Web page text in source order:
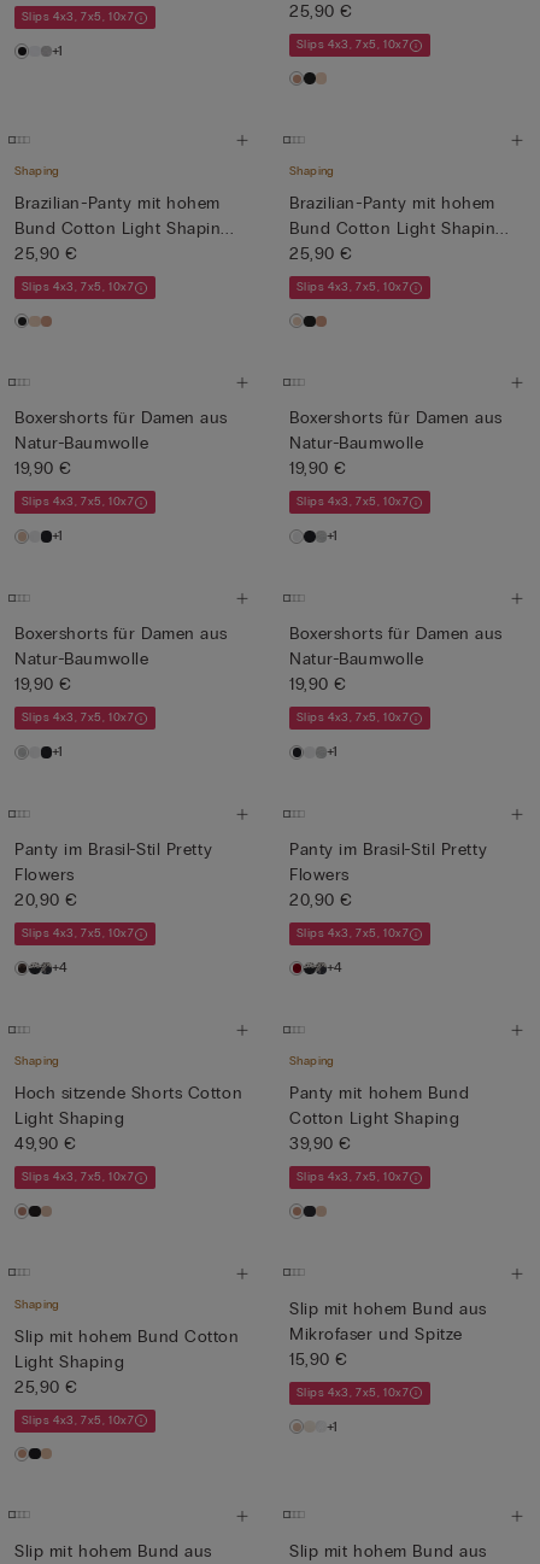
Slips 4x3, 7x5, 10x7
+1
25,90 €
Slips 4x3, 7x5, 10x7
Shaping
Brazilian-Panty mit hohem
Bund Cotton Light Shapin...
25,90 €
Slips 4x3, 7x5, 10x7
Shaping
Brazilian-Panty mit hohem
Bund Cotton Light Shapin...
25,90 €
Slips 4x3, 7x5, 10x7
Boxershorts für Damen aus
Natur-Baumwolle
19,90 €
Slips 4x3, 7x5, 10x7
+1
Boxershorts für Damen aus
Natur-Baumwolle
19,90 €
Slips 4x3, 7x5, 10x7
+1
Boxershorts für Damen aus
Natur-Baumwolle
19,90 €
Slips 4x3, 7x5, 10x7
+1
Boxershorts für Damen aus
Natur-Baumwolle
19,90 €
Slips 4x3, 7x5, 10x7
+1
Panty im Brasil-Stil Pretty
Flowers
20,90 €
Slips 4x3, 7x5, 10x7
+4
Panty im Brasil-Stil Pretty
Flowers
20,90 €
Slips 4x3, 7x5, 10x7
+4
Shaping
Hoch sitzende Shorts Cotton
Light Shaping
49,90 €
Slips 4x3, 7x5, 10x7
Shaping
Panty mit hohem Bund
Cotton Light Shaping
39,90 €
Slips 4x3, 7x5, 10x7
Shaping
Slip mit hohem Bund Cotton
Light Shaping
25,90 €
Slips 4x3, 7x5, 10x7
Slip mit hohem Bund aus
Mikrofaser und Spitze
15,90 €
Slips 4x3, 7x5, 10x7
+1
Slip mit hohem Bund aus
Slip mit hohem Bund aus